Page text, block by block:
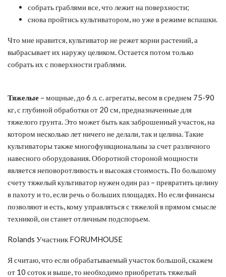
собрать граблями все, что лежит на поверхности;
снова пройтись культиватором, но уже в режиме вспашки.
Что мне нравится, культиватор не режет корни растений, а
выбрасывает их наружу целиком. Остается потом только
собрать их с поверхности граблями.
Тяжелые – мощные, до 6 л. с. агрегаты, весом в среднем 75-90
кг, с глубиной обработки от 20 см, предназначенные для
тяжелого грунта. Это может быть как заброшенный участок, на
котором несколько лет ничего не делали, так и целина. Такие
культиваторы также многофункциональны за счет различного
навесного оборудования. Оборотной стороной мощности
является неповоротливость и высокая стоимость. По большому
счету тяжелый культиватор нужен один раз – превратить целину
в пахоту и то, если речь о больших площадях. Но если финансы
позволяют и есть, кому управляться с тяжелой в прямом смысле
техникой, он станет отличным подспорьем.
Rolands Участник FORUMHOUSE
Я считаю, что если обрабатываемый участок большой, скажем
от 10 соток и выше, то необходимо приобретать тяжелый